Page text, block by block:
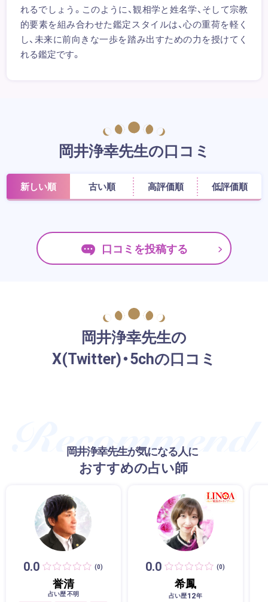
れるでしょう。このように、観相学と姓名学、そして宗教
的要素を組み合わせた鑑定スタイルは、心の重荷を軽く
し、未来に前向きな一歩を踏み出すための力を授けてく
れる鑑定です。
岡井浄幸先生の口コミ
新しい順 古い順 高評価順 低評価順
口コミを投稿する
岡井浄幸先生の
X(Twitter)・5chの口コミ
岡井浄幸先生が気になる人に
おすすめの占い師
0.0 (0)
誉清
占い歴 不明
0.0 (0)
希鳳
占い歴12年